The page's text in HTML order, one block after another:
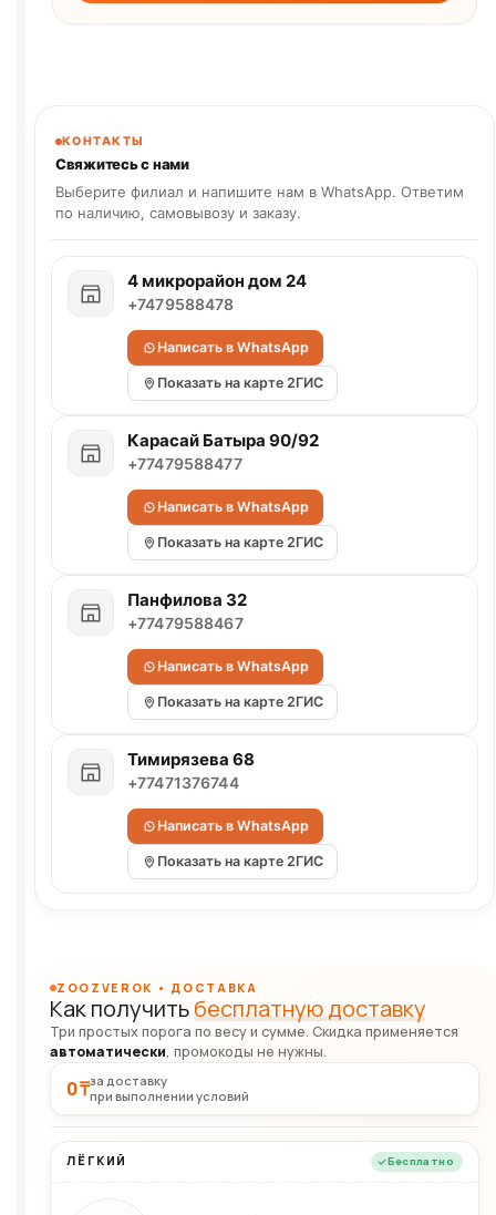
КОНТАКТЫ
Свяжитесь с нами
Выберите филиал и напишите нам в WhatsApp. Ответим
по наличию, самовывозу и заказу.
4 микрорайон дом 24
+7479588478
Написать в WhatsApp
Показать на карте 2ГИС
Карасай Батыра 90/92
+77479588477
Написать в WhatsApp
Показать на карте 2ГИС
Панфилова 32
+77479588467
Написать в WhatsApp
Показать на карте 2ГИС
Тимирязева 68
+77471376744
Написать в WhatsApp
Показать на карте 2ГИС
ZOOZVEROK • ДОСТАВКА
Как получитьбесплатную доставку
Три простых порога по весу и сумме. Скидка применяется
автоматически, промокоды не нужны.
0 ₸за доставку
при выполнении условий
ЛЁГКИЙ Бесплатно